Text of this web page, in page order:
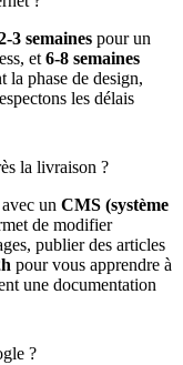
3 semaines pour un
et 6-8 semaines
la phase de design,
les délais
la livraison ?
un CMS (système
de modifier
publier des articles
pour vous apprendre à
une documentation
?